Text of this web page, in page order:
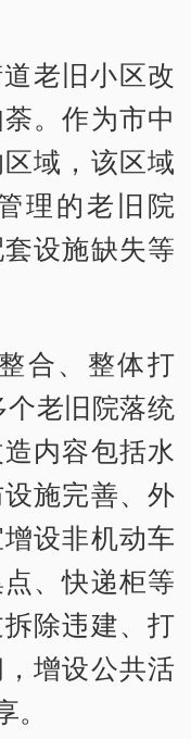
老旧小区改
。作为市中
域，该区域
理的老旧院
设施缺失等
合、整体打
老旧院落统
内容包括水
施完善、外
设非机动车
、快递柜等
除违建、打
增设公共活